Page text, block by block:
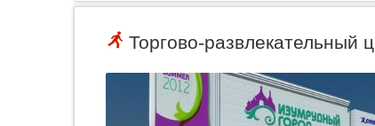
Торгово-развлекательный